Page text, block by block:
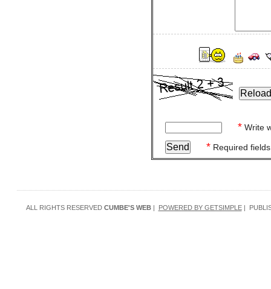
*Write
*Required fields
ALL RIGHTS RESERVED CUMBE'S WEB| POWERED BY GETSIMPLE|